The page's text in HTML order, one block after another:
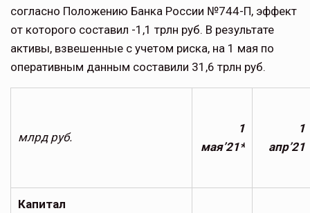
согласно Положению Банка России №744-П, эффект
от которого составил -1,1 трлн руб. В результате
активы, взвешенные с учетом риска, на 1 мая по
оперативным данным составили 31,6 трлн руб.
млрд руб.
1
мая’21*
1
апр’21
Капитал